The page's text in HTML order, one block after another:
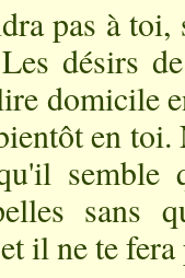
pas à
désirs
domicile
en toi.
semble
sans
il ne te fera